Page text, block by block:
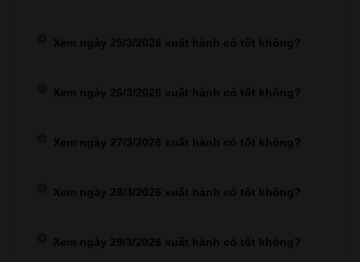
Xem ngày 25/3/2026 xuất hành có tốt không?
Xem ngày 26/3/2026 xuất hành có tốt không?
Xem ngày 27/3/2026 xuất hành có tốt không?
Xem ngày 28/3/2026 xuất hành có tốt không?
Xem ngày 29/3/2026 xuất hành có tốt không?